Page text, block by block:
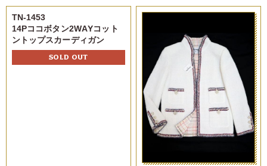
TN-1453
14Pココボタン2WAYコット
ントップスカーディガン
SOLD OUT